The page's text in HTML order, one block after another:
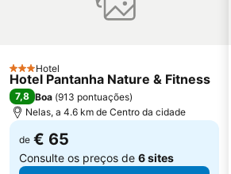
Kartódromo de Oiã
Estádio Municipal de Aveiro
Frecha
Aeródromo de Viseu
Sé
3 Estrelas
Hotel
Hotel Pantanha Nature & Fitness
7,8 Boa (913 pontuações)
Nelas, a 4.6 km de Centro da cidade
de € 65
Consulte os preços de 6 sites